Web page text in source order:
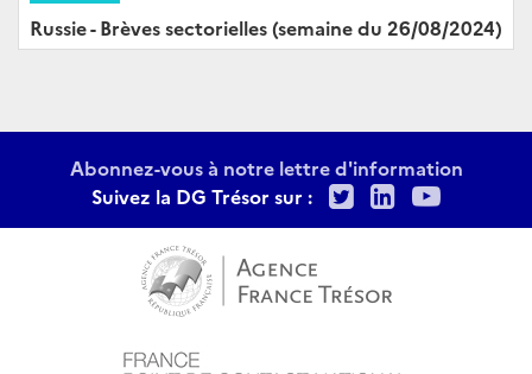
Russie - Brèves sectorielles (semaine du 26/08/2024)
Abonnez-vous à notre lettre d'information
Suivez la DG Trésor sur :
TwitterLinkedIn